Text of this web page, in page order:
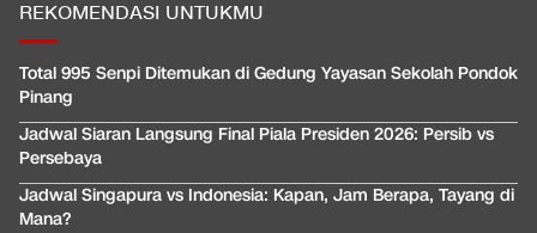
REKOMENDASI UNTUKMU
Total 995 Senpi Ditemukan di Gedung Yayasan Sekolah Pondok
Pinang
Jadwal Siaran Langsung Final Piala Presiden 2026: Persib vs
Persebaya
Jadwal Singapura vs Indonesia: Kapan, Jam Berapa, Tayang di
Mana?